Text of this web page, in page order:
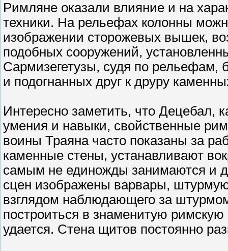
Римляне оказали влияние и на
техники. На рельефах колонны
изображении сторожевых вышек,
подобных сооружений,
Сармизегетузы, судя по
и подогнанных друг к друру
Интересно заметить, что Децебал,
умения и навыки, свойственные
воины Траяна часто показаны за
каменные стены, устанавливают
самым не единожды занимаются и
сцен изображены варвары,
взглядом наблюдающего за
построиться в знаменитую
удается. Стена щитов постоянно